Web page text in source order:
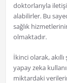
doktorlarıyla
alabilirler. Bu
sağlık
olmaktadır.
İkinci olarak,
yapay zeka
miktardaki